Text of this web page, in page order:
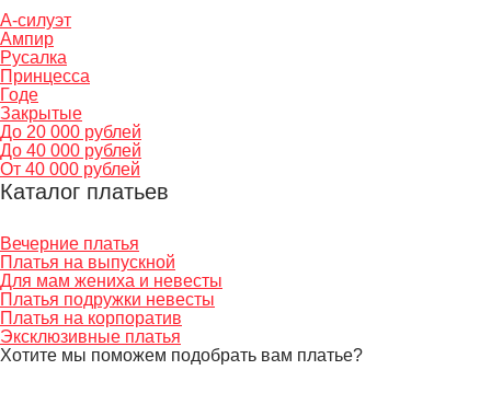
А-силуэт
Ампир
Русалка
Принцесса
Годе
Закрытые
До 20 000 рублей
До 40 000 рублей
От 40 000 рублей
Каталог платьев
Вечерние платья
Платья на выпускной
Для мам жениха и невесты
Платья подружки невесты
Платья на корпоратив
Эксклюзивные платья
Хотите мы поможем подобрать вам платье?